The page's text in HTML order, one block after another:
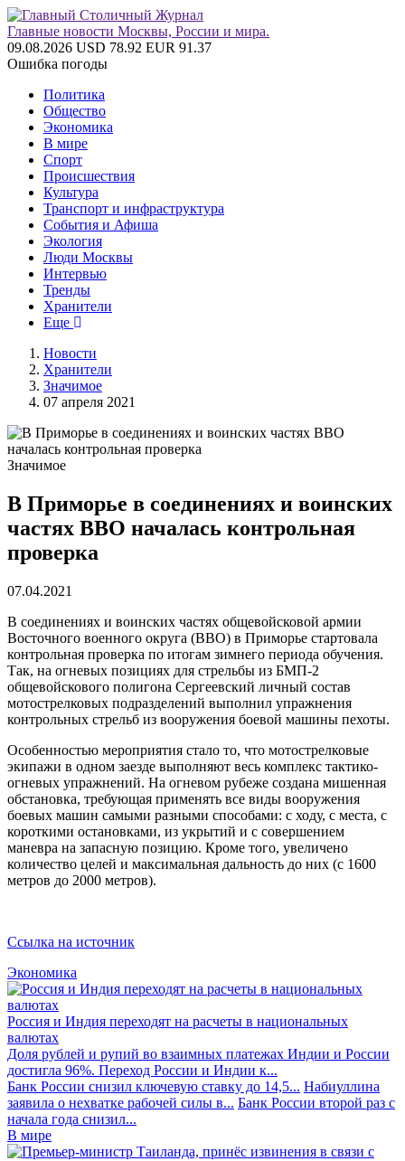
Главные новости Москвы, России и мира.
09.08.2026 USD 78.92 EUR 91.37
Ошибка погоды
Политика
Общество
Экономика
В мире
Спорт
Происшествия
Культура
Транспорт и инфраструктура
События и Афиша
Экология
Люди Москвы
Интервью
Тренды
Хранители
Еще
Новости
Хранители
Значимое
07 апреля 2021
Значимое
В Приморье в соединениях и воинских
частях ВВО началась контрольная
проверка
07.04.2021
В соединениях и воинских частях общевойсковой армии
Восточного военного округа (ВВО) в Приморье стартовала
контрольная проверка по итогам зимнего периода обучения.
Так, на огневых позициях для стрельбы из БМП-2
общевойскового полигона Сергеевский личный состав
мотострелковых подразделений выполнил упражнения
контрольных стрельб из вооружения боевой машины пехоты.
Особенностью мероприятия стало то, что мотострелковые
экипажи в одном заезде выполняют весь комплекс тактико-
огневых упражнений. На огневом рубеже создана мишенная
обстановка, требующая применять все виды вооружения
боевых машин самыми разными способами: с ходу, с места, с
короткими остановками, из укрытий и с совершением
маневра на запасную позицию. Кроме того, увеличено
количество целей и максимальная дальность до них (с 1600
метров до 2000 метров).
Ссылка на источник
Экономика
Россия и Индия переходят на расчеты в национальных
валютах
Доля рублей и рупий во взаимных платежах Индии и России
достигла 96%. Переход России и Индии к...
Банк России снизил ключевую ставку до 14,5... Набиуллина
заявила о нехватке рабочей силы в... Банк России второй раз с
начала года снизил...
В мире